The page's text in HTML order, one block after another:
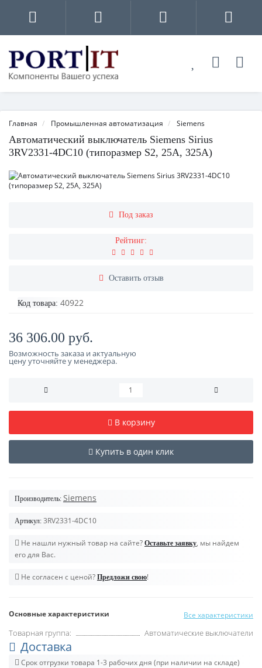
Главная Промышленная автоматизация Siemens
Автоматический выключатель Siemens Sirius
3RV2331-4DC10 (типоразмер S2, 25А, 325А)
Под заказ
Рейтинг:
Оставить отзыв
Код товара: 40922
36 306.00 руб.
Возможность заказа и актуальную
цену уточняйте у менеджера.
В корзину
Купить в один клик
Производитель: Siemens
Артикул: 3RV2331-4DC10
Не нашли нужный товар на сайте? Оставьте заявку, мы найдем
его для Вас.
Не согласен с ценой? Предложи свою!
Основные характеристики Все характеристики
Товарная группа: Автоматические выключатели
Доставка
Срок отгрузки товара 1-3 рабочих дня (при наличии на складе)